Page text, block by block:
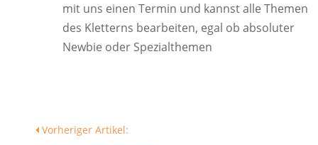
mit uns einen Termin und kannst alle Themen
des Kletterns bearbeiten, egal ob absoluter
Newbie oder Spezialthemen
Vorheriger Artikel: